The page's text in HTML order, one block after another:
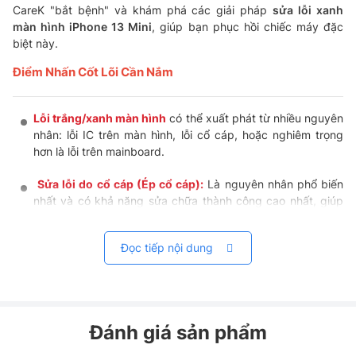
CareK "bắt bệnh" và khám phá các giải phápsửa lỗi xanh
màn hình iPhone 13 Mini, giúp bạn phục hồi chiếc máy đặc
biệt này.
Điểm Nhấn Cốt Lõi Cần Nắm
Lỗi trắng/xanh màn hình có thể xuất phát từ nhiều nguyên
nhân: lỗi IC trên màn hình, lỗi cổ cáp, hoặc nghiêm trọng
hơn là lỗi trên mainboard.
Sửa lỗi do cổ cáp (Ép cổ cáp): Là nguyên nhân phổ biến
nhất và có khả năng sửa chữa thành công cao nhất, giúp
Sửa lỗi do IC màn hình:Đòi hỏi kỹ thuật viên phải thay thế
IC hiển thị trên cáp màn hình, một kỹ thuật phức tạp nhưng
các chuyên gia sửa chữa mainboard để xử lý.
Đọc tiếp nội dung
Đánh giá sản phẩm